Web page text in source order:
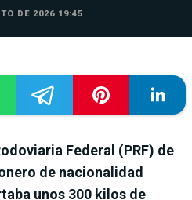
DE 2026 19:45
Federal (PRF) de
de nacionalidad
unos 300 kilos de